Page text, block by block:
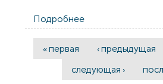
Подробнее
Белостокского
храма в честь
Черлена
Страницы
« первая ‹ предыдущая
следующая ›